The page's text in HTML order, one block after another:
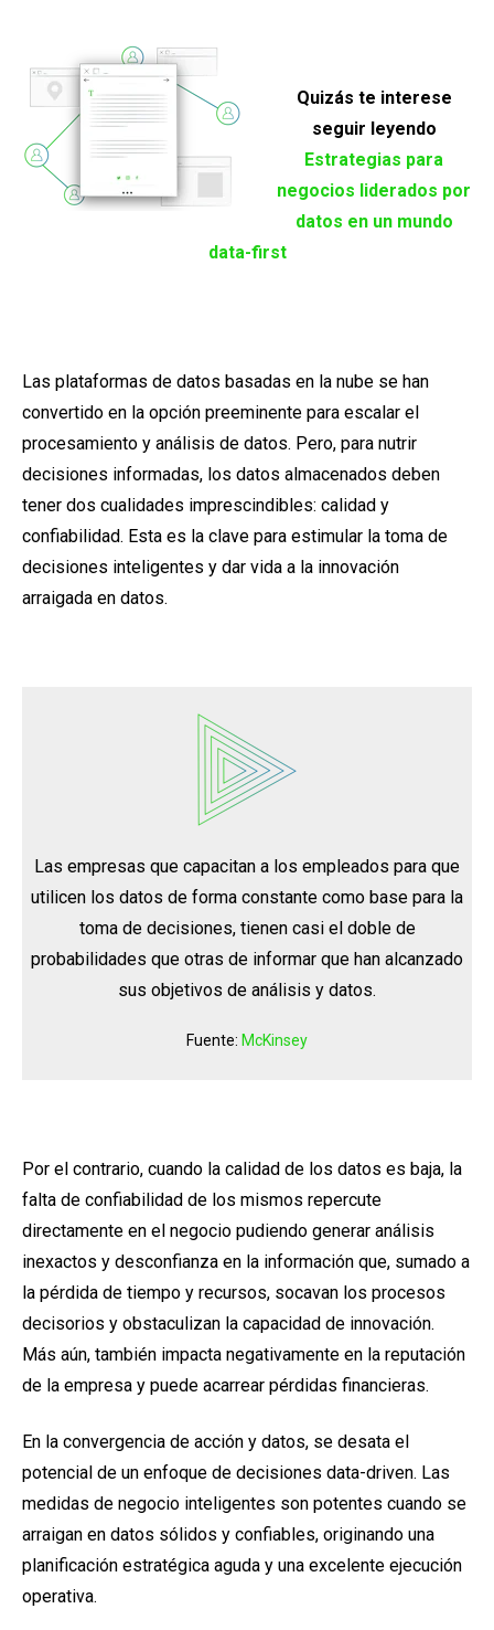
Quizás te interese
seguir leyendo
Estrategias para
negocios liderados por
datos en un mundo
data-first
Las plataformas de datos basadas en la nube se han
convertido en la opción preeminente para escalar el
procesamiento y análisis de datos. Pero, para nutrir
decisiones informadas, los datos almacenados deben
tener dos cualidades imprescindibles: calidad y
confiabilidad. Esta es la clave para estimular la toma de
decisiones inteligentes y dar vida a la innovación
arraigada en datos.
Las empresas que capacitan a los empleados para que
utilicen los datos de forma constante como base para la
toma de decisiones, tienen casi el doble de
probabilidades que otras de informar que han alcanzado
sus objetivos de análisis y datos.
Fuente: McKinsey
Por el contrario, cuando la calidad de los datos es baja, la
falta de confiabilidad de los mismos repercute
directamente en el negocio pudiendo generar análisis
inexactos y desconfianza en la información que, sumado a
la pérdida de tiempo y recursos, socavan los procesos
decisorios y obstaculizan la capacidad de innovación.
Más aún, también impacta negativamente en la reputación
de la empresa y puede acarrear pérdidas financieras.
En la convergencia de acción y datos, se desata el
potencial de un enfoque de decisiones data-driven. Las
medidas de negocio inteligentes son potentes cuando se
arraigan en datos sólidos y confiables, originando una
planificación estratégica aguda y una excelente ejecución
operativa.